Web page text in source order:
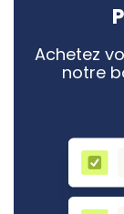
Achetez
notre